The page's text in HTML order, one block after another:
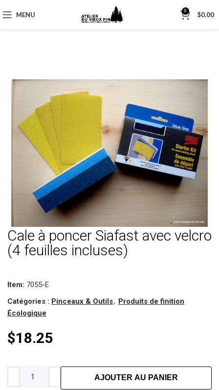
MENU 0 $0.00
Cale à poncer Siafast avec velcro
(4 feuilles incluses)
Item: 7055-E
Catégories : Pinceaux & Outils, Produits de finition
Écologique
$18.25
AJOUTER AU PANIER